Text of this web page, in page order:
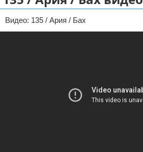
Видео: 135 / Ария / Бах